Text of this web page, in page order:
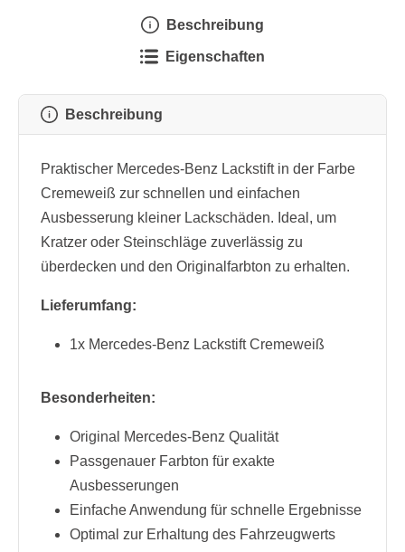
Beschreibung
Eigenschaften
Beschreibung
Praktischer Mercedes-Benz Lackstift in der Farbe
Cremeweiß zur schnellen und einfachen
Ausbesserung kleiner Lackschäden. Ideal, um
Kratzer oder Steinschläge zuverlässig zu
überdecken und den Originalfarbton zu erhalten.
Lieferumfang:
1x Mercedes-Benz Lackstift Cremeweiß
Besonderheiten:
Original Mercedes-Benz Qualität
Passgenauer Farbton für exakte
Ausbesserungen
Einfache Anwendung für schnelle Ergebnisse
Optimal zur Erhaltung des Fahrzeugwerts